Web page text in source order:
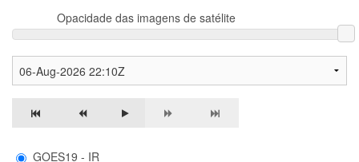
Opacidade das imagens de satélite
GOES19 - IR